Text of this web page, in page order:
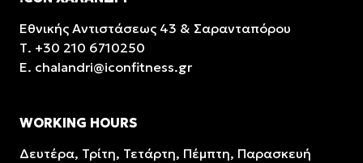
Εθνικής Αντιστάσεως 43 & Σαρανταπόρου
Τ. +30 210 6710250
E. chalandri@iconfitness.gr
WORKING HOURS
Δευτέρα, Τρίτη, Τετάρτη, Πέμπτη, Παρασκευή